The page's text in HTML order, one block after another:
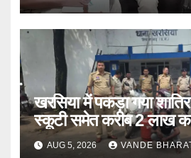
खरसिया में पकड़ा गया
स्कूटी समेत करीब 2 लाख का
बरामद
AUG 5, 2026 VANDE